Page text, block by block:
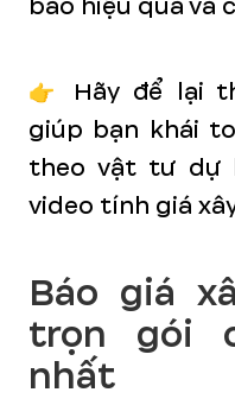
👉 Hãy để lại
giúp bạn khái
theo vật tư dự
video tính giá
Báo giá
trọn gói
nhất